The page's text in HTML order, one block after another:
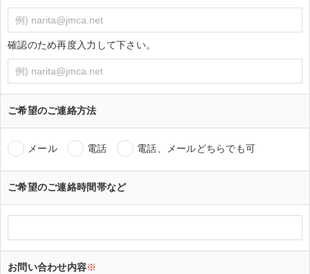
確認のため再度入力して下さい。
ご希望のご連絡方法
メール 電話 電話、メールどちらでも可
ご希望のご連絡時間帯など
お問い合わせ内容※